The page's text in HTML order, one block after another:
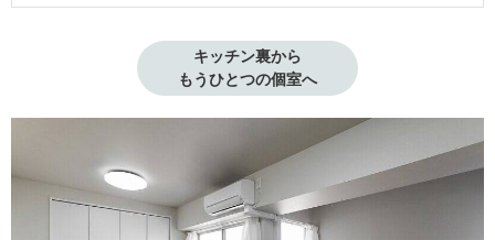
キッチン裏から
もうひとつの個室へ